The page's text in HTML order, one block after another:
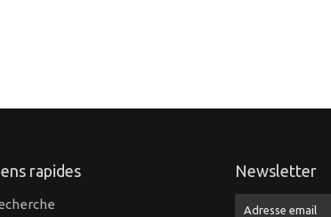
rapides Newsletter
E-